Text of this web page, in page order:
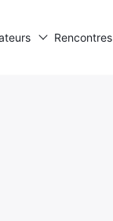
Rencontres